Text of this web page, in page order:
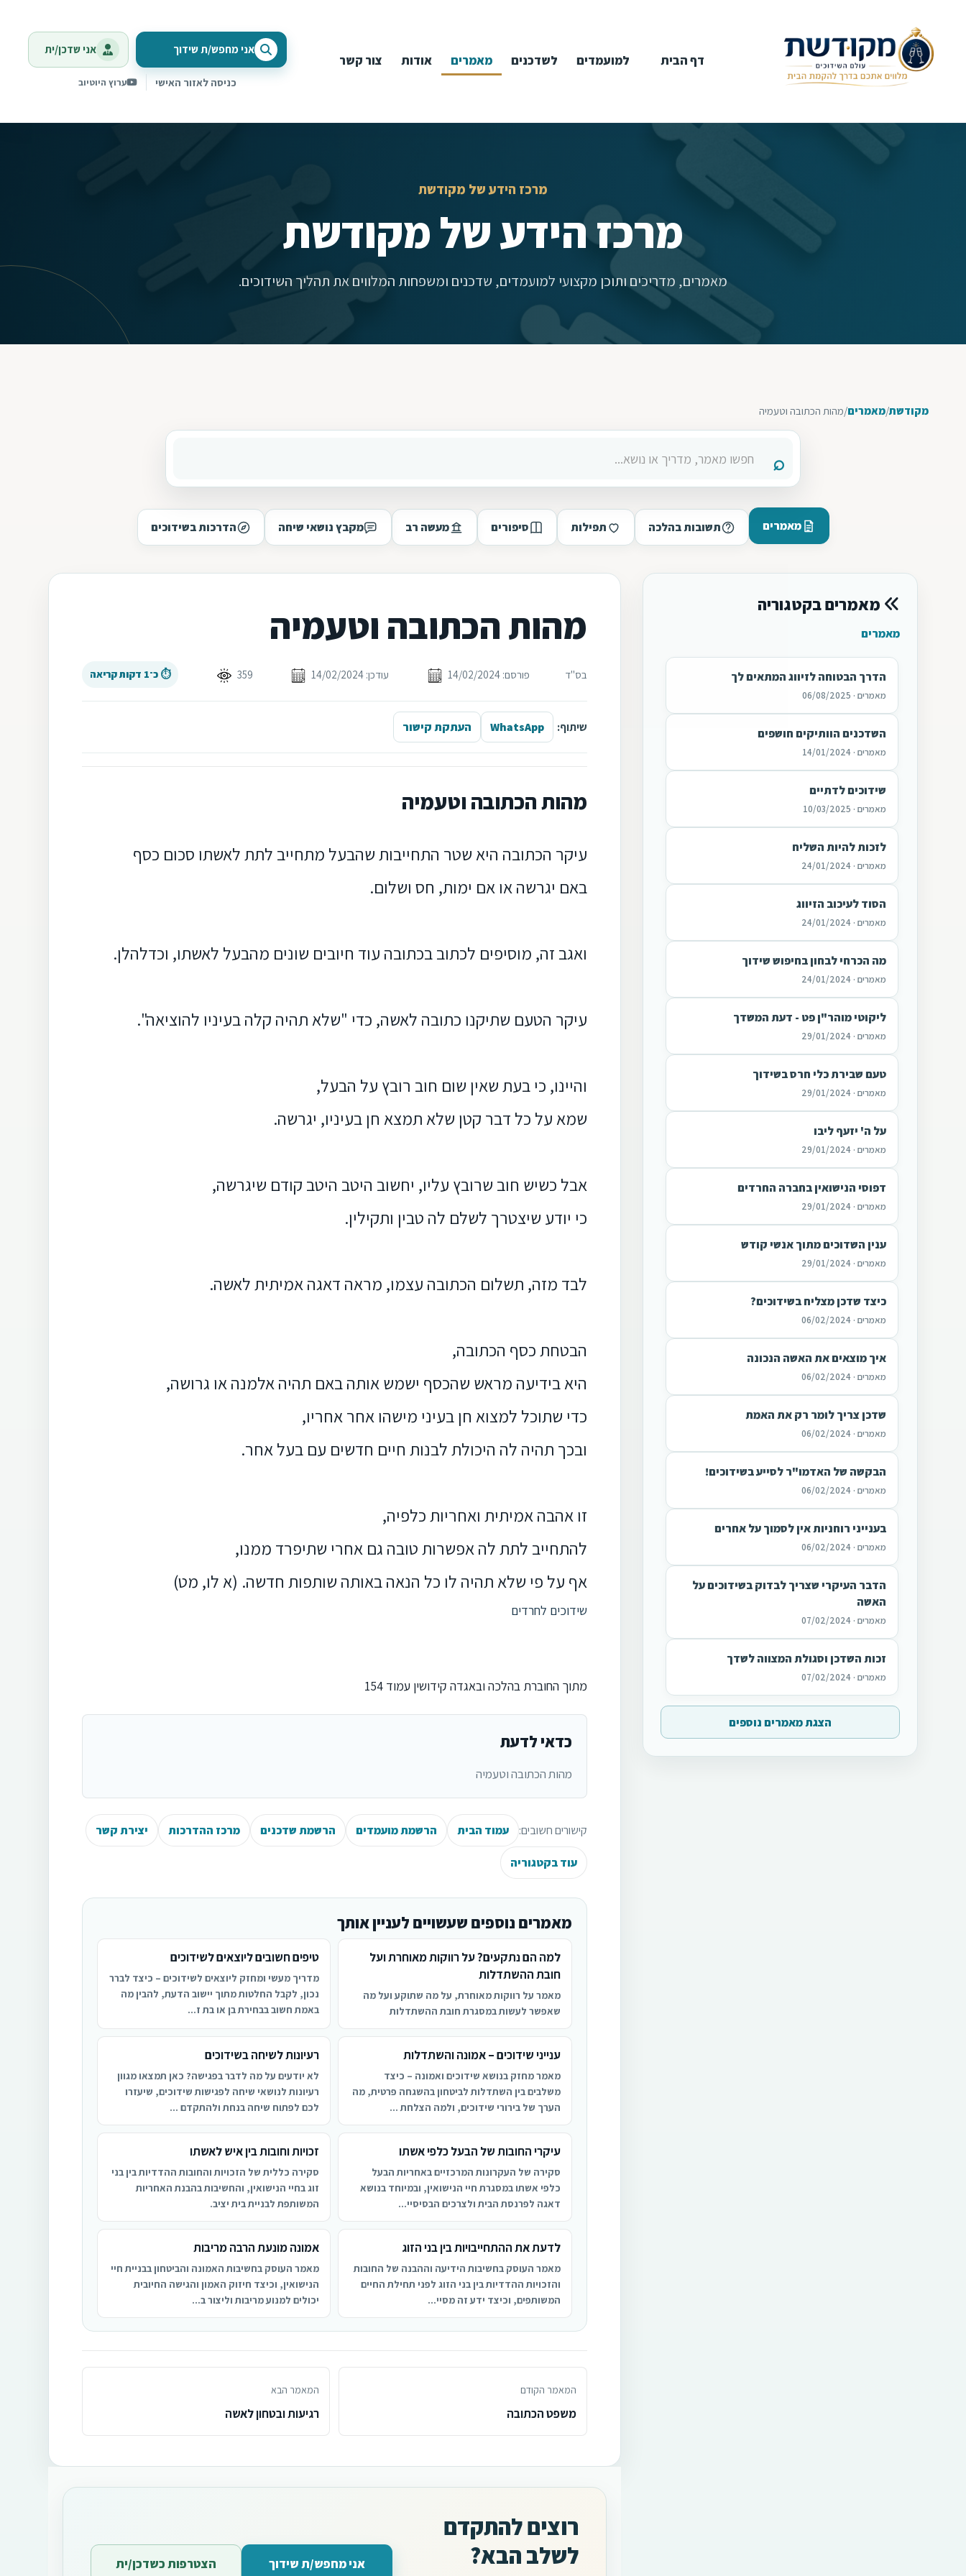
דף הבית למועמדים לשדכנים מאמרים אודות צור קשר
אני מחפש/ת שידוך אני שדכן/ית
כניסה לאזור האישי ערוץ היוטיוב
מרכז הידע של מקודשת
מרכז הידע של מקודשת
מאמרים, מדריכים ותוכן מקצועי למועמדים, שדכנים ומשפחות המלווים את תהליך השידוכים.
מקודשת/מאמרים/מהות הכתובה וטעמיה
מאמרים תשובות בהלכה תפילות סיפורים מעשה רב מקבץ נושאי שיחה הדרכות בשידוכים
מאמרים בקטגוריה
מאמרים
הדרך הבטוחה לזיווג המתאים לך
מאמרים · 06/08/2025
השדכנים הוותיקים חושפים
מאמרים · 14/01/2024
שידוכים לדתיים
מאמרים · 10/03/2025
לזכות להיות השליח
מאמרים · 24/01/2024
הסוד לעיכוב הזיווג
מאמרים · 24/01/2024
מה הכרחי לבחון בחיפוש שידוך
מאמרים · 24/01/2024
ליקוטי מוהר"ן פט - דעת המשדך
מאמרים · 29/01/2024
טעם שבירת כלי חרס בשידוך
מאמרים · 29/01/2024
על ה' יזעף ליבו
מאמרים · 29/01/2024
דפוסי הנישואין בחברה החרדים
מאמרים · 29/01/2024
ענין השדוכים מתוך אנשי קודש
מאמרים · 29/01/2024
כיצד שדכן מצליח בשידוכים?
מאמרים · 06/02/2024
איך מוצאים את האשה הנכונה
מאמרים · 06/02/2024
שדכן צריך לומר רק את האמת
מאמרים · 06/02/2024
הבקשה של האדמו"ר לסייע בשידוכים!
מאמרים · 06/02/2024
בענייני רוחניות אין לסמוך על אחרים
מאמרים · 06/02/2024
הדבר העיקרי שצריך לבדוק בשידוכים על
האשה
מאמרים · 07/02/2024
זכות השדכן וסגולת המצווה לשדך
מאמרים · 07/02/2024
הצגת מאמרים נוספים
מהות הכתובה וטעמיה
בס"ד פורסם: 14/02/2024 עודכן: 14/02/2024 359 ⏱ כ־1 דקות קריאה
שיתוף: WhatsApp העתקת קישור
מהות הכתובה וטעמיה
עיקר הכתובה היא שטר התחייבות שהבעל מתחייב לתת לאשתו סכום כסף
באם יגרשה או אם ימות, חס ושלום.
ואגב זה, מוסיפים לכתוב בכתובה עוד חיובים שונים מהבעל לאשתו, וכדלהלן.
עיקר הטעם שתיקנו כתובה לאשה, כדי "שלא תהיה קלה בעיניו להוציאה".
והיינו, כי בעת שאין שום חוב רובץ על הבעל,
שמא על כל דבר קטן שלא תמצא חן בעיניו, יגרשה.
אבל כשיש חוב שרובץ עליו, יחשוב היטב היטב קודם שיגרשה,
כי יודע שיצטרך לשלם לה טבין ותקילין.
לבד מזה, תשלום הכתובה עצמו, מראה דאגה אמיתית לאשה.
הבטחת כסף הכתובה,
היא בידיעה מראש שהכסף ישמש אותה באם תהיה אלמנה או גרושה,
כדי שתוכל למצוא חן בעיני מישהו אחר אחריו,
ובכך תהיה לה היכולת לבנות חיים חדשים עם בעל אחר.
זו אהבה אמיתית ואחריות כלפיה,
להתחייב לתת לה אפשרות טובה גם אחרי שתיפרד ממנו,
אף על פי שלא תהיה לו כל הנאה באותה שותפות חדשה. (א לו, מט)
שידוכים לחרדים
מתוך החוברת בהלכה ובאגדה קידושין עמוד 154
כדאי לדעת
מהות הכתובה וטעמיה
קישורים חשובים: עמוד הבית הרשמת מועמדים הרשמת שדכנים מרכז ההדרכות יצירת קשר
עוד בקטגוריה
מאמרים נוספים שעשויים לעניין אותך
למה הם נתקעים? על רווקות מאוחרת ועל
חובת ההשתדלות
מאמר על רווקות מאוחרת, על מה שתוקע ועל מה
שאפשר לעשות במסגרת חובת ההשתדלות
טיפים חשובים ליוצאים לשידוכים
מדריך מעשי ומחזק ליוצאים לשידוכים – כיצד לברר
נכון, לקבל החלטות מתוך יישוב הדעת, להבין מה
באמת חשוב בבחירת בן או בת ז...
ענייני שידוכים – אמונה והשתדלות
מאמר מחזק בנושא שידוכים ואמונה – כיצד
משלבים בין השתדלות לביטחון בהשגחה פרטית, מה
הערך של בירורי שידוכים, ולמה הצלחת ...
רעיונות לשיחה בשידוכים
לא יודעים על מה לדבר בפגישה? כאן תמצאו מגוון
רעיונות לנושאי שיחה לפגישות שידוכים, שיעזרו
לכם לפתוח שיחה בנחת ולהתקדם ...
עיקרי החובות של הבעל כלפי אשתו
סקירה של העקרונות המרכזיים באחריות הבעל
כלפי אשתו במסגרת חיי הנישואין, ובמיוחד בנושא
דאגה לפרנסת הבית ולצרכים הבסיסיי...
זכויות וחובות בין איש לאשתו
סקירה כללית של הזכויות והחובות ההדדיות בין בני
זוג בחיי הנישואין, והחשיבות בהבנת האחריות
המשותפת לבניית בית יציב.
לדעת את ההתחייבויות בין בני הזוג
מאמר העוסק בחשיבות הידיעה וההבנה של החובות
והזכויות ההדדיות בין בני הזוג לפני תחילת החיים
המשותפים, וכיצד ידע זה מסיי...
אמונה מונעת הרבה מריבות
מאמר העוסק בחשיבות האמונה והביטחון בבניית חיי
הנישואין, וכיצד חיזוק האמון והגישה החיובית
יכולים למנוע מריבות וליצור ב...
המאמר הקודם
משפט הכתובה
המאמר הבא
רגיעות ובטחון לאשה
רוצים להתקדם
לשלב הבא?
אני מחפש/ת שידוך הצטרפות כשדכן/ית